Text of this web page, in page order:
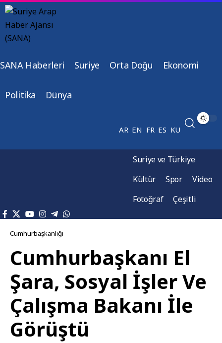
SANA Haberleri Suriye Orta Doğu Ekonomi
Politika Dünya
AR EN FR ES KU
Suriye ve Türkiye
Kültür
Spor
Video
Fotoğraf
Çeşitli
Cumhurbaşkanlığı
Cumhurbaşkanı El
Şara, Sosyal İşler Ve
Çalışma Bakanı İle
Görüştü